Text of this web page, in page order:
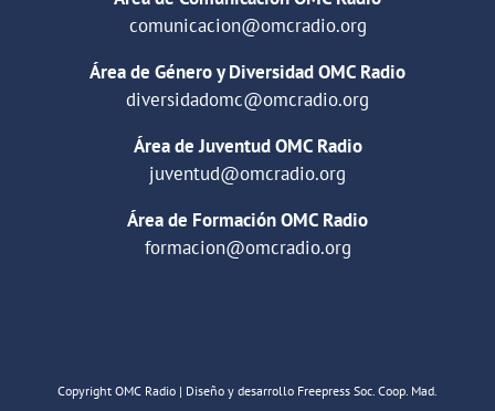
comunicacion@omcradio.org
Área de Género y Diversidad OMC Radio
diversidadomc@omcradio.org
Área de Juventud OMC Radio
juventud@omcradio.org
Área de Formación OMC Radio
formacion@omcradio.org
Copyright OMC Radio | Diseño y desarrollo Freepress Soc. Coop. Mad.